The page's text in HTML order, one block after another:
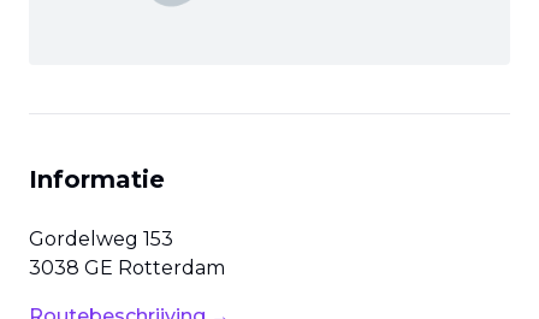
Informatie
Gordelweg 153
3038 GE Rotterdam